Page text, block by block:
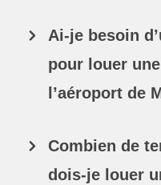
Ai-je besoin
pour louer
l’aéroport de
Combien de
dois-je louer